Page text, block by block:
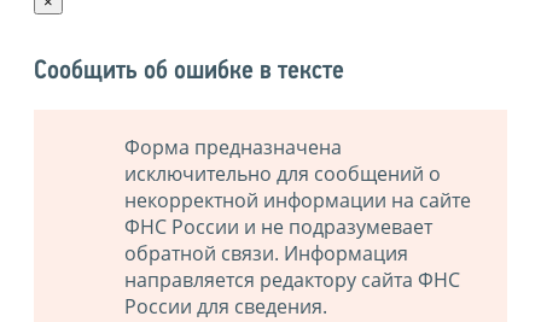
Сообщить об ошибке в тексте
Форма предназначена
исключительно для сообщений о
некорректной информации на сайте
ФНС России и не подразумевает
обратной связи. Информация
направляется редактору сайта ФНС
России для сведения.